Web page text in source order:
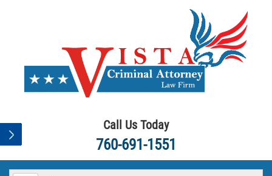
Call Us Today
760-691-1551